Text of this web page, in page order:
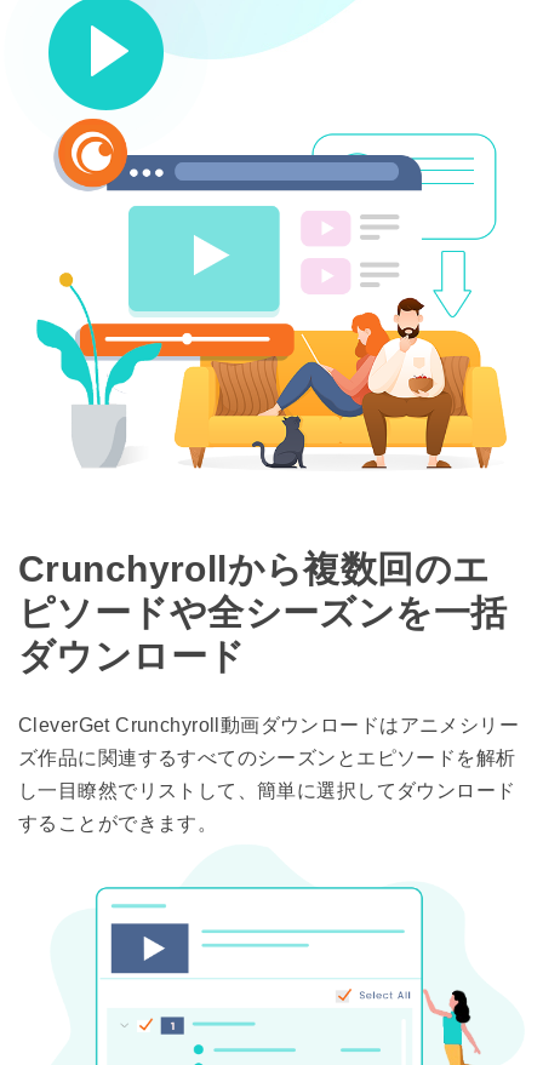
Crunchyrollから複数回のエ
ピソードや全シーズンを一括
ダウンロード
CleverGet Crunchyroll動画ダウンロードはアニメシリー
ズ作品に関連するすべてのシーズンとエピソードを解析
し一目瞭然でリストして、簡単に選択してダウンロード
することができます。